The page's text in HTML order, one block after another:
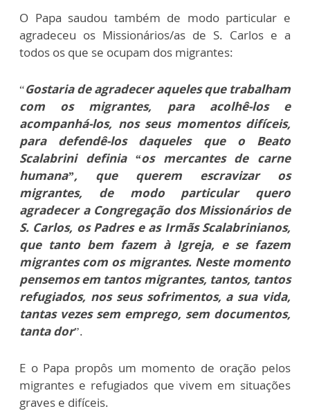
O Papa saudou também de modo particular e
agradeceu os Missionários/as de S. Carlos e a
todos os que se ocupam dos migrantes:
“Gostaria de agradecer aqueles que trabalham
com os migrantes, para acolhê-los e
acompanhá-los, nos seus momentos difíceis,
para defendê-los daqueles que o Beato
Scalabrini definia “os mercantes de carne
humana”, que querem escravizar os
migrantes, de modo particular quero
agradecer a Congregação dos Missionários de
S. Carlos, os Padres e as Irmãs Scalabrinianos,
que tanto bem fazem à Igreja, e se fazem
migrantes com os migrantes. Neste momento
pensemos em tantos migrantes, tantos, tantos
refugiados, nos seus sofrimentos, a sua vida,
tantas vezes sem emprego, sem documentos,
tanta dor”.
E o Papa propôs um momento de oração pelos
migrantes e refugiados que vivem em situações
graves e difíceis.